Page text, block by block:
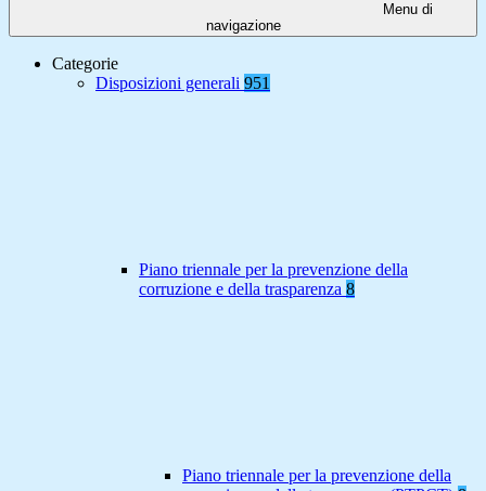
Menu di
navigazione
Categorie
Disposizioni generali 951
Piano triennale per la prevenzione della
corruzione e della trasparenza 8
Piano triennale per la prevenzione della